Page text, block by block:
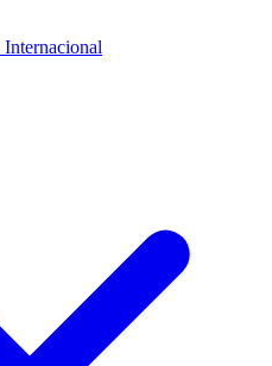
Internacional